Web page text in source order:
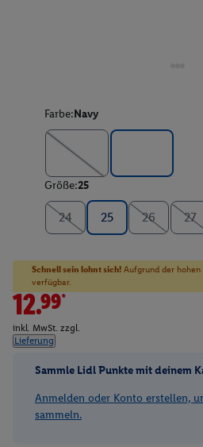
Farbe:Navy
Größe:25
24 25 26 27
Schnell sein lohnt sich! Aufgrund der
verfügbar.
12.99*
inkl. MwSt. zzgl.
Lieferung
Sammle Lidl Punkte mit deinem
Anmelden oder Konto erstellen,
sammeln.